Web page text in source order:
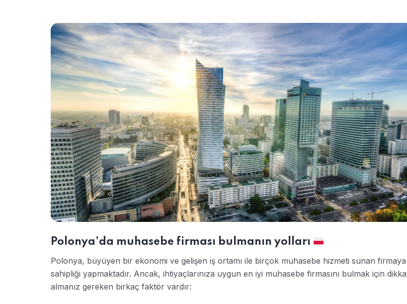
Polonya’da muhasebe firması bulmanın yolları
Polonya, büyüyen bir ekonomi ve gelişen iş ortamı ile birçok muhasebe hizmeti sunan
sahipliği yapmaktadır. Ancak, ihtiyaçlarınıza uygun en iyi muhasebe firmasını bulmak için
almanız gereken birkaç faktör vardır: